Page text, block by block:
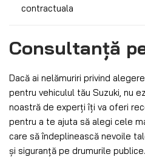
contractuala
Consultanță
Dacă ai nelămuriri privind
pentru vehiculul tău Suzuki, nu
noastră de experți îți va oferi
pentru a te ajuta să alegi cele
care să îndeplinească nevoile
și siguranță pe drumurile publice.